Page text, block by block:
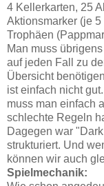
4 Kellerkarten, 25
Aktionsmarker (je
Trophäen
Man muss
auf jeden Fall zu
Übersicht
ist einfach nicht
muss man einfach
schlechte Regeln
Dagegen war
strukturiert. Und
können wir auch
Spielmechanik: